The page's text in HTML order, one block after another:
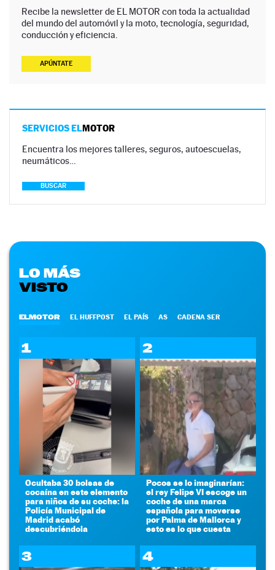
Recibe la newsletter de EL MOTOR con toda la actualidad
del mundo del automóvil y la moto, tecnología, seguridad,
conducción y eficiencia.
APÚNTATE
SERVICIOS ELMOTOR
Encuentra los mejores talleres, seguros, autoescuelas,
neumáticos…
BUSCAR
LO MÁS
VISTO
ELMOTOR EL HUFFPOST EL PAÍS AS CADENA SER
1
Ocultaba 30 bolsas de
cocaína en este elemento
para niños de su coche: la
Policía Municipal de
Madrid acabó
descubriéndola
2
Pocos se lo imaginarían:
el rey Felipe VI escoge un
coche de una marca
española para moverse
por Palma de Mallorca y
esto es lo que cuesta
3 4